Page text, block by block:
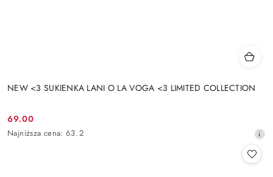
NEW <3 SUKIENKA LANI O LA VOGA <3 LIMITED COLLECTION
Cena
promocyjna:
69.00
Najniższa
Najniższa cena: 63.2